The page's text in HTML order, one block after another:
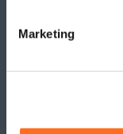
Marketing